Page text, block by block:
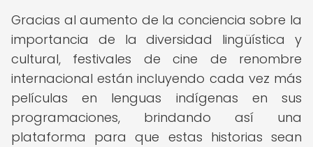
Gracias al aumento de la conciencia sobre la
importancia de la diversidad lingüística y
cultural, festivales de cine de renombre
internacional están incluyendo cada vez más
películas en lenguas indígenas en sus
programaciones, brindando así una
plataforma para que estas historias sean